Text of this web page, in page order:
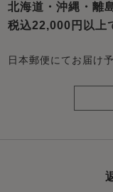
北海道・沖縄・離
税込22,000円以上
日本郵便にてお届け